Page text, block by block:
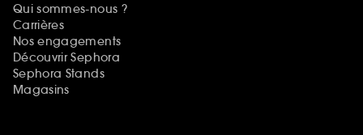
Qui sommes-nous ?
Carrières
Nos engagements
Découvrir Sephora
Sephora Stands
Magasins